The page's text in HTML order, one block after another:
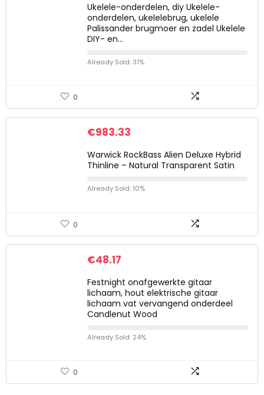
Ukelele-onderdelen, diy Ukelele-
onderdelen, ukelelebrug, ukelele
Palissander brugmoer en zadel Ukelele
DIY- en…
Already Sold: 31%
0
€983.33
Warwick RockBass Alien Deluxe Hybrid
Thinline – Natural Transparent Satin
Already Sold: 10%
0
€48.17
Festnight onafgewerkte gitaar
lichaam, hout elektrische gitaar
lichaam vat vervangend onderdeel
Candlenut Wood
Already Sold: 24%
0